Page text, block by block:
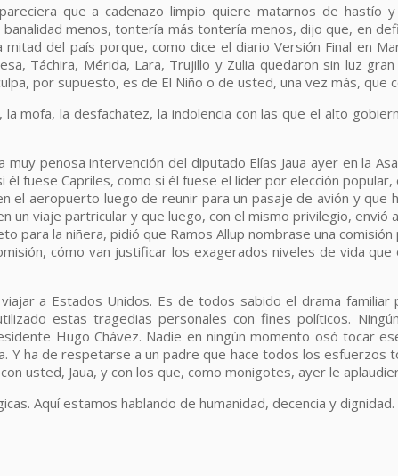
que a cadenazo limpio quiere matarnos de hastío
menos, tontería más tontería menos, dijo que, en
del país porque, como dice el diario Versión Final en
Táchira, Mérida, Lara, Trujillo y Zulia quedaron sin luz
por supuesto, es de El Niño o de usted, una vez más, que
mofa, la desfachatez, la indolencia con las que el alto
penosa intervención del diputado Elías Jaua ayer en la
fuese Capriles, como si él fuese el líder por elección
el aeropuerto luego de reunir para un pasaje de avión y que
un viaje partricular y que luego, con el mismo privilegio,
para la niñera, pidió que Ramos Allup nombrase una
cómo van justificar los exagerados niveles de vida
a Estados Unidos. Es de todos sabido el drama
estas tragedias personales con fines políticos.
Hugo Chávez. Nadie en ningún momento osó tocar
Y ha de respetarse a un padre que hace todos los
usted, Jaua, y con los que, como monigotes, ayer le
Aquí estamos hablando de humanidad, decencia y